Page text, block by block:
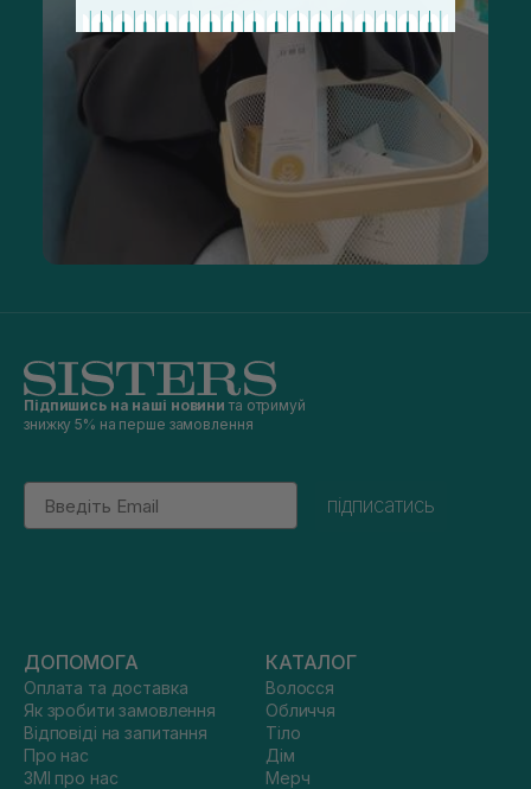
Підпишись на наші новини та отримуй
знижку 5% на перше замовлення
Email
підписатись
ДОПОМОГА
Оплата та доставка
Як зробити замовлення
Відповіді на запитання
Про нас
ЗМІ про нас
КАТАЛОГ
Волосся
Обличчя
Тіло
Дім
Мерч